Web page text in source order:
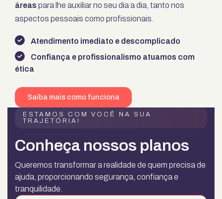
áreas para lhe auxiliar no seu dia a dia, tanto nos
aspectos pessoais como profissionais.
Atendimento imediato e descomplicado
Confiança e profissionalismo atuamos com
ética
Saiba mais como funciona
ESTAMOS COM VOCÊ NA SUA
TRAJETÓRIA!
Conheça nossos planos
Queremos transformar a realidade de quem precisa de
ajuda, proporcionando segurança, confiança e
tranquilidade.